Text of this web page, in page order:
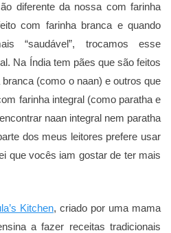
diferente da nossa com farinha
com farinha branca e quando
“saudável”, trocamos esse
Na Índia tem pães que são feitos
(como o naan) e outros que
farinha integral (como paratha e
naan integral nem paratha
dos meus leitores prefere usar
que vocês iam gostar de ter mais
Kitchen, criado por uma mama
a fazer receitas tradicionais